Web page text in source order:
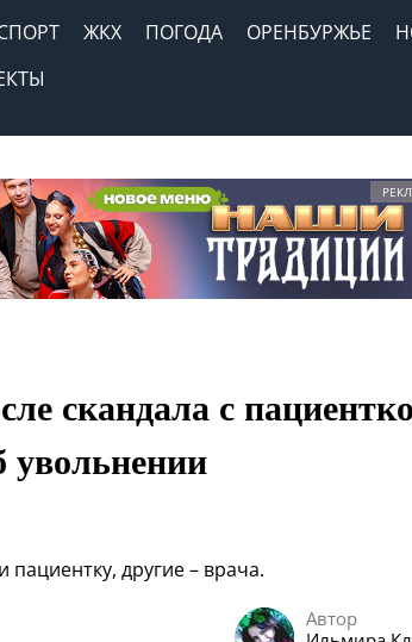
ЖКХ ПОГОДА ОРЕНБУРЖЬЕ
скандала с
увольнении
другие – врача.
Автор